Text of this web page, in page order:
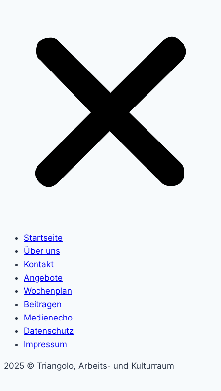
Startseite
Über uns
Kontakt
Angebote
Wochenplan
Beitragen
Medienecho
Datenschutz
Impressum
2025 © Triangolo, Arbeits- und Kulturraum